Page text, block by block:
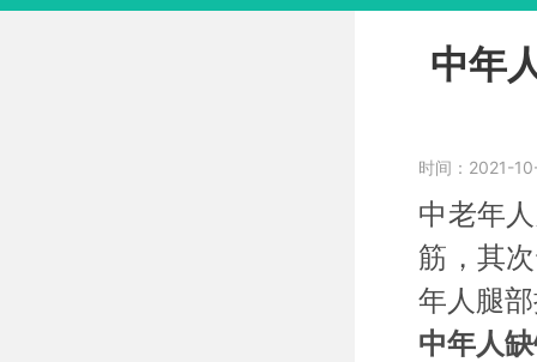
中年
时间：2021-
中老年
筋，其
年人腿
中年人